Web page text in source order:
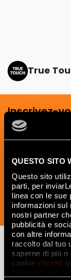
QUESTO SITO
Questo sito
parti, per
linea con le sue
informazioni sul
nostri partner
pubblicità e
con altre
raccolto dal tuo
saperne di più o
cookie clicchi
True
Inscrivez-
recevoir
et les
d'intérieur.
SOUSCRIVEZ
Lasciati